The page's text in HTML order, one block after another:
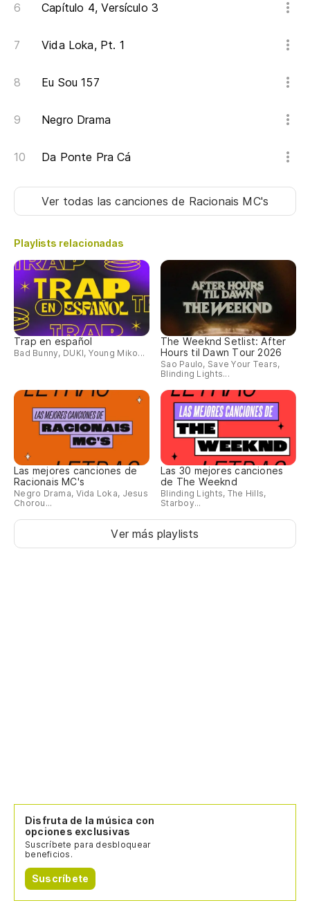
Capítulo 4, Versículo 3
Vida Loka, Pt. 1
Eu Sou 157
Negro Drama
Da Ponte Pra Cá
Ver todas las cancionesde Racionais MC's
Playlists relacionadas
Trap en español
Bad Bunny, DUKI, Young Miko...
The Weeknd Setlist: After
Hours til Dawn Tour 2026
Sao Paulo, Save Your Tears,
Blinding Lights...
Las mejores canciones de
Racionais MC's
Negro Drama, Vida Loka, Jesus
Chorou...
Las 30 mejores canciones
de The Weeknd
Blinding Lights, The Hills,
Starboy...
Ver más playlists
Disfruta de la música con
opciones exclusivas
Suscríbete para desbloquear
beneficios.
Suscríbete